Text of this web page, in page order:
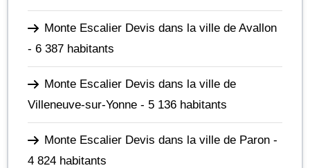
Monte Escalier Devis dans la ville de Avallon
- 6 387 habitants
Monte Escalier Devis dans la ville de
Villeneuve-sur-Yonne - 5 136 habitants
Monte Escalier Devis dans la ville de Paron -
4 824 habitants